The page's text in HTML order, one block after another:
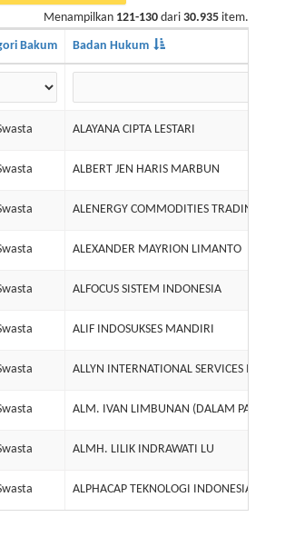
Menampilkan 121-130 dari 30.935 item.
Bakum Badan Hukum
ALAYANA CIPTA LESTARI
ALBERT JEN HARIS MARBUN
ALENERGY COMMODITIES TRADING
ALEXANDER MAYRION LIMANTO
ALFOCUS SISTEM INDONESIA
ALIF INDOSUKSES MANDIRI
ALLYN INTERNATIONAL SERVICES
ALM. IVAN LIMBUNAN (DALAM PAILIT)
ALMH. LILIK INDRAWATI LU
ALPHACAP TEKNOLOGI INDONESIA